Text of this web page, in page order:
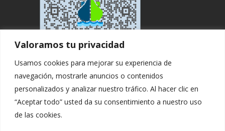
Valoramos tu privacidad
Usamos cookies para mejorar su experiencia de
navegación, mostrarle anuncios o contenidos
personalizados y analizar nuestro tráfico. Al hacer clic en
“Aceptar todo” usted da su consentimiento a nuestro uso
de las cookies.